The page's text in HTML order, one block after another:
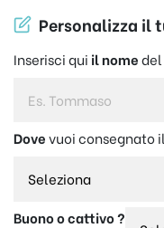
Personalizza il
Inserisci qui il nome
Dovevuoi consegnato
Buonoocattivo?